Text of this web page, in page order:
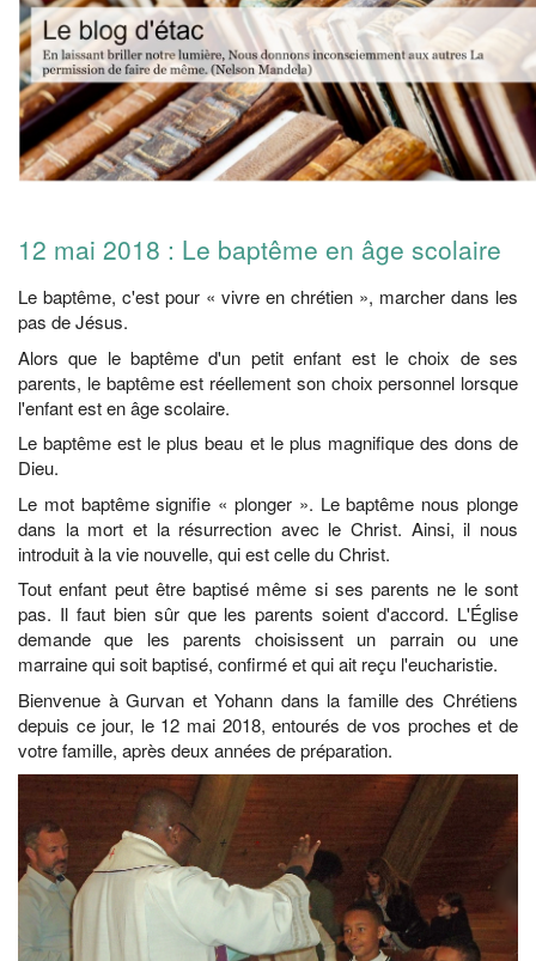
12 mai 2018 : Le baptême en âge scolaire
Le baptême, c'est pour « vivre en chrétien », marcher dans les
pas de Jésus.
Alors que le baptême d'un petit enfant est le choix de ses
parents, le baptême est réellement son choix personnel lorsque
l'enfant est en âge scolaire.
Le baptême est le plus beau et le plus magnifique des dons de
Dieu.
Le mot baptême signifie « plonger ». Le baptême nous plonge
dans la mort et la résurrection avec le Christ. Ainsi, il nous
introduit à la vie nouvelle, qui est celle du Christ.
Tout enfant peut être baptisé même si ses parents ne le sont
pas. Il faut bien sûr que les parents soient d'accord. L'Église
demande que les parents choisissent un parrain ou une
marraine qui soit baptisé, confirmé et qui ait reçu l'eucharistie.
Bienvenue à Gurvan et Yohann dans la famille des Chrétiens
depuis ce jour, le 12 mai 2018, entourés de vos proches et de
votre famille, après deux années de préparation.